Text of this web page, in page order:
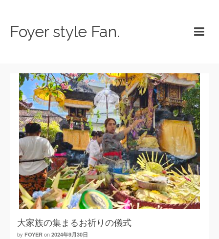
Foyer style Fan.
大家族の集まるお祈りの儀式
by FOYER on 2024年9月30日